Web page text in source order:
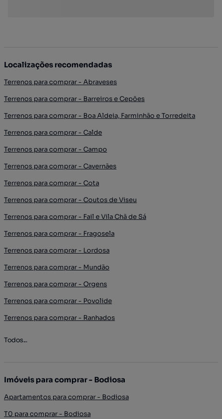
Localizações recomendadas
Terrenos para comprar - Abraveses
Terrenos para comprar - Barreiros e Cepões
Terrenos para comprar - Boa Aldeia, Farminhão e Torredeita
Terrenos para comprar - Calde
Terrenos para comprar - Campo
Terrenos para comprar - Cavernães
Terrenos para comprar - Cota
Terrenos para comprar - Coutos de Viseu
Terrenos para comprar - Fail e Vila Chã de Sá
Terrenos para comprar - Fragosela
Terrenos para comprar - Lordosa
Terrenos para comprar - Mundão
Terrenos para comprar - Orgens
Terrenos para comprar - Povolide
Terrenos para comprar - Ranhados
Todos...
Imóveis para comprar - Bodiosa
Apartamentos para comprar - Bodiosa
T0 para comprar - Bodiosa